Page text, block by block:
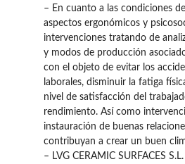
– En cuanto a las condiciones
aspectos ergonómicos y
intervenciones tratando de
y modos de producción
con el objeto de evitar los
laborales, disminuir la fatiga
nivel de satisfacción del
rendimiento. Así como
instauración de buenas
contribuyan a crear un buen
– LVG CERAMIC SURFACES